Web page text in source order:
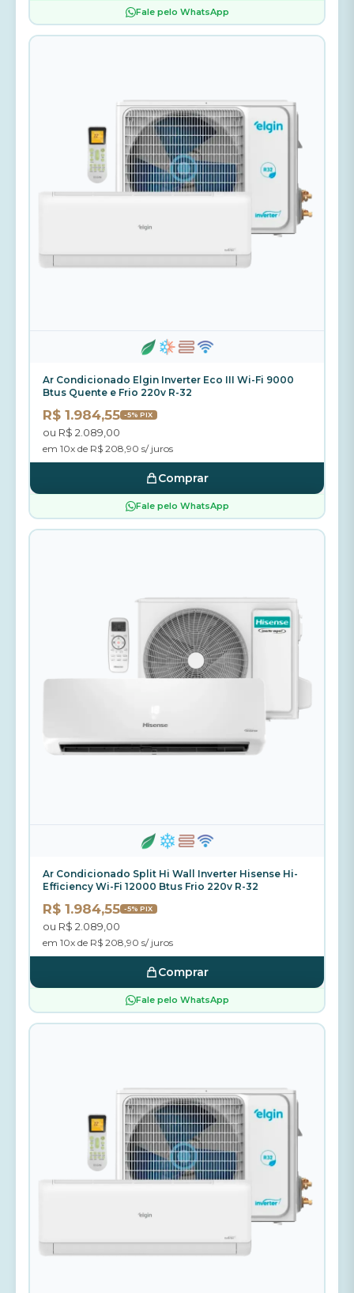
Fale pelo WhatsApp
Ar Condicionado Elgin Inverter Eco III Wi-Fi 9000
Btus Quente e Frio 220v R-32
R$ 1.984,55 -5% PIX
ou R$ 2.089,00
em 10x de R$ 208,90 s/ juros
Comprar
Fale pelo WhatsApp
Ar Condicionado Split Hi Wall Inverter Hisense Hi-
Efficiency Wi-Fi 12000 Btus Frio 220v R-32
R$ 1.984,55 -5% PIX
ou R$ 2.089,00
em 10x de R$ 208,90 s/ juros
Comprar
Fale pelo WhatsApp